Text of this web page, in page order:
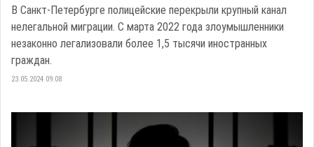
В Санкт-Петербурге полицейские перекрыли крупный канал
нелегальной миграции. С марта 2022 года злоумышленники
незаконно легализовали более 1,5 тысячи иностранных
граждан.
23.05.2024 09:08